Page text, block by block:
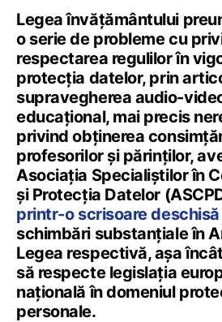
Legea învățământului
o serie de probleme cu
respectarea regulilor în
protecția datelor, prin
supravegherea audio-
educațional, mai precis
privind obținerea
profesorilor și părinților,
Asociația Specialiștilor în
și Protecția Datelor
printr-o scrisoare
schimbări substanțiale în
Legea respectivă, așa
să respecte legislația
națională în domeniul
personale.